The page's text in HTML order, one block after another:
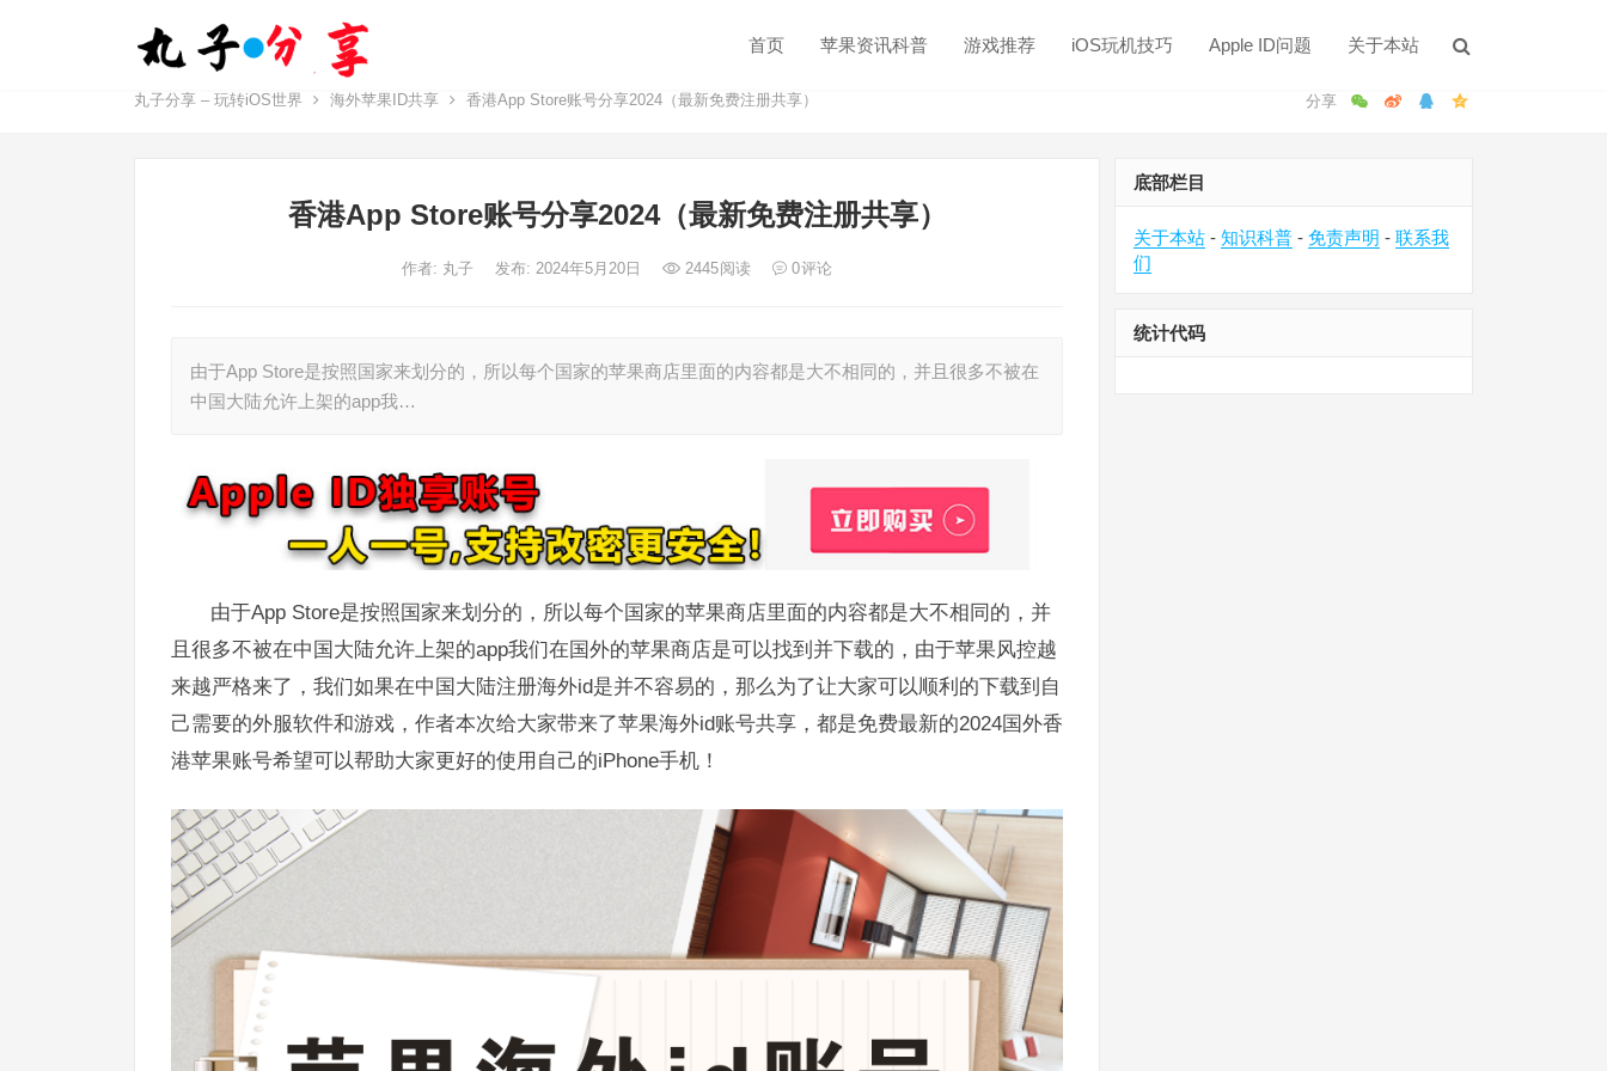
首页 苹果资讯科普 游戏推荐 iOS玩机技巧 Apple ID问题 关于本站
丸子分享 – 玩转iOS世界 海外苹果ID共享 香港App Store账号分享2024（最新免费注册共享）
香港App Store账号分享2024（最新免费注册共享）
作者: 丸子 发布: 2024年5月20日 2445阅读 0评论
由于App Store是按照国家来划分的，所以每个国家的苹果商店里面的内容都是大不相同的，并且很多不被在
中国大陆允许上架的app我…
由于App Store是按照国家来划分的，所以每个国家的苹果商店里面的内容都是大不相同的，并
且很多不被在中国大陆允许上架的app我们在国外的苹果商店是可以找到并下载的，由于苹果风控越
来越严格来了，我们如果在中国大陆注册海外id是并不容易的，那么为了让大家可以顺利的下载到自
己需要的外服软件和游戏，作者本次给大家带来了苹果海外id账号共享，都是免费最新的2024国外香
港苹果账号希望可以帮助大家更好的使用自己的iPhone手机！
底部栏目
关于本站 - 知识科普 - 免责声明 - 联系我
们
统计代码